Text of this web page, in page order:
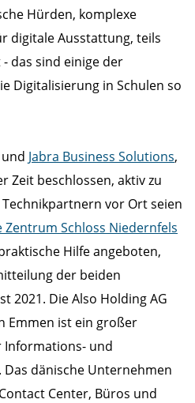
Hürden, komplexe
digitale Ausstattung, teils
das sind einige der
Digitalisierung in Schulen so
und Jabra Business Solutions,
Zeit beschlossen, aktiv zu
vor Ort seien
Zentrum Schloss Niedernfels
Hilfe angeboten,
der beiden
2021. Die Also Holding AG
Emmen ist ein großer
Informations- und
dänische Unternehmen
Center, Büros und